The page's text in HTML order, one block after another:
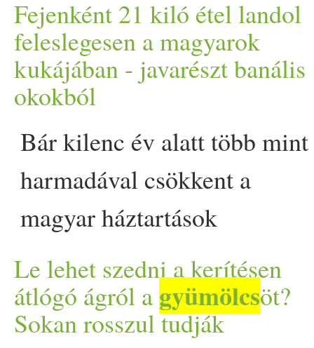
időzíteni a több
támogatásáért… The post
fogyásod
appeared first on Prove.
Fejenként 21 kiló étel landol
feleslegesen a magyarok
kukájában - javarészt banális
okokból
Bár kilenc év alatt több mint
harmadával csökkent a
magyar háztartások
élelmiszer-pazarlása,
fejenként még mindig
csaknem 21 kilogramm étel
Le lehet szedni a kerítésen
átlógó ágról a gyümölcsöt?
Sokan rosszul tudják